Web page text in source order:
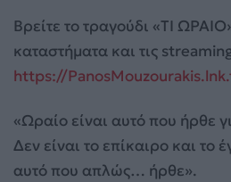
Βρείτε το τραγούδι «ΤΙ
καταστήματα και τις
https://
«Ωραίο είναι αυτό που ήρθε
Δεν είναι το επίκαιρο και το
αυτό που απλώς… ήρθε».